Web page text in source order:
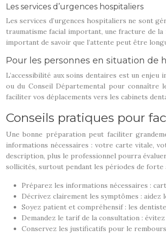
Les services d’urgences hospitaliers
Les services d’urgences hospitaliers ne sont
traumatisme facial important, une fracture de
important de savoir que l’attente peut être
Pour les personnes en situation de
L’accessibilité aux soins dentaires est un
ou du Conseil Départemental pour connaître
faciliter vos déplacements vers les cabinets
Conseils pratiques pour
Une bonne préparation peut faciliter
informations nécessaires : votre carte vitale,
description, plus le professionnel pourra
sollicités, surtout pendant les périodes de forte
Préparez les informations nécessaires :
Décrivez clairement les symptômes :
Soyez patient et compréhensif : les
Demandez le tarif de la consultation :
Conservez les justificatifs pour le